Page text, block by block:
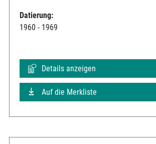
Datierung:
1960 - 1969
Details anzeigen
Auf die Merkliste